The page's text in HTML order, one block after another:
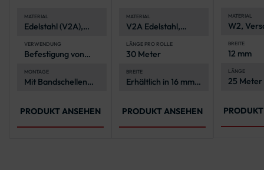
MATERIAL
Edelstahl (V2A),
und langlebig
VERWENDUNG
Befestigung von
Rohrpfosten
MONTAGE
Mit Bandschellen
PRODUKT ANSEHEN
MATERIAL
V2A Edelstahl,
und langlebig
LÄNGE PRO ROLLE
30 Meter
BREITE
Erhältlich in 16 mm
PRODUKT ANSEHEN
Rolle
MATERIAL
W2,
BREITE
12 mm
LÄNGE
25 Meter